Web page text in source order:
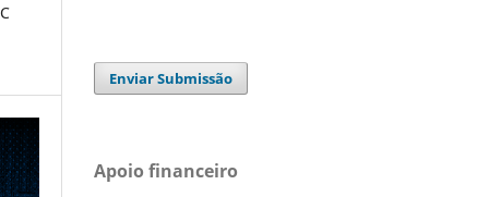
Enviar Submissão
Apoio financeiro